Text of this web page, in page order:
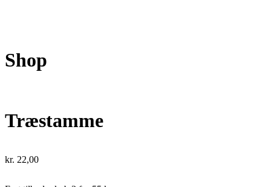
Shop
Træstamme
kr. 22,00